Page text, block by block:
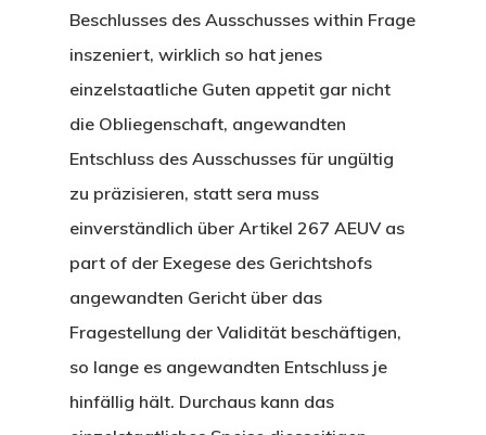
Beschlusses des Ausschusses within Frage
inszeniert, wirklich so hat jenes
einzelstaatliche Guten appetit gar nicht
die Obliegenschaft, angewandten
Entschluss des Ausschusses für ungültig
zu präzisieren, statt sera muss
einverständlich über Artikel 267 AEUV as
part of der Exegese des Gerichtshofs
angewandten Gericht über das
Fragestellung der Validität beschäftigen,
so lange es angewandten Entschluss je
hinfällig hält. Durchaus kann das